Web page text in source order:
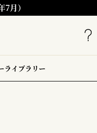
月）
ライブラリー